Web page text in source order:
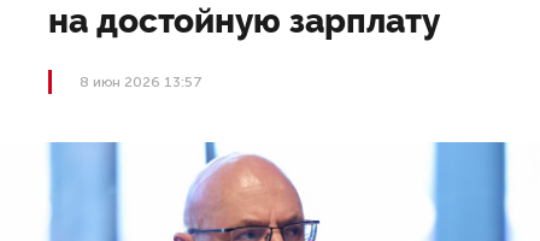
на достойную зарплату
8 июн 2026 13:57